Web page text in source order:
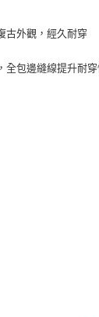
古外觀，經久耐穿
全包邊縫線提升耐穿